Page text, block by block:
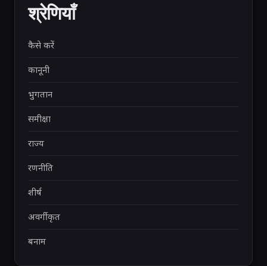
श्रेणियाँ
कैसे करें
कानूनी
भुगतान
समीक्षा
राज्य
रणनीति
शीर्ष
अवर्गीकृत
बनाम